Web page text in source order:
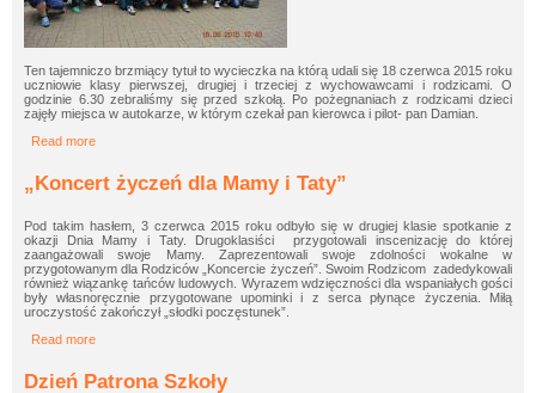
Ten tajemniczo brzmiący tytuł to wycieczka na którą udali się 18 czerwca 2015 roku
uczniowie klasy pierwszej, drugiej i trzeciej z wychowawcami i rodzicami. O
godzinie 6.30 zebraliśmy się przed szkołą. Po pożegnaniach z rodzicami dzieci
zajęły miejsca w autokarze, w którym czekał pan kierowca i pilot- pan Damian.
Read moreabout „Magia Wielkopolski”
„Koncert życzeń dla Mamy i Taty”
Pod takim hasłem, 3 czerwca 2015 roku odbyło się w drugiej klasie spotkanie z
okazji Dnia Mamy i Taty. Drugoklasiści przygotowali inscenizację do której
zaangażowali swoje Mamy. Zaprezentowali swoje zdolności wokalne w
przygotowanym dla Rodziców „Koncercie życzeń”. Swoim Rodzicom zadedykowali
również wiązankę tańców ludowych. Wyrazem wdzięczności dla wspaniałych gości
były własnoręcznie przygotowane upominki i z serca płynące życzenia. Miłą
uroczystość zakończył „słodki poczęstunek”.
Read moreabout „Koncert życzeń dla Mamy i Taty”
Dzień Patrona Szkoły